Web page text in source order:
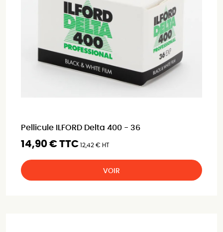
Pellicule ILFORD Delta 400 - 36
14,90 € TTC 12,42 € HT
VOIR